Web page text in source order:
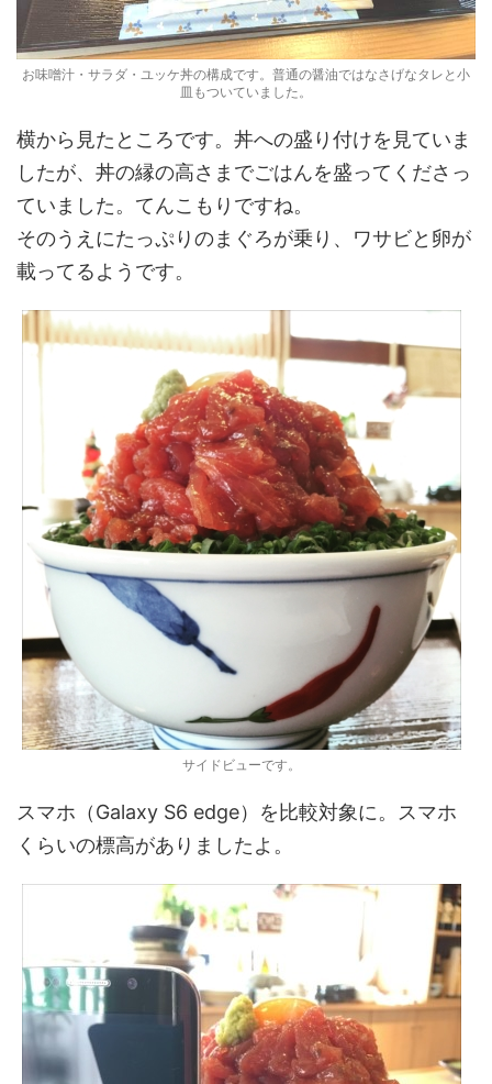
お味噌汁・サラダ・ユッケ丼の構成です。普通の醤油ではなさげなタレと小
皿もついていました。
横から見たところです。丼への盛り付けを見ていま
したが、丼の縁の高さまでごはんを盛ってくださっ
ていました。てんこもりですね。
そのうえにたっぷりのまぐろが乗り、ワサビと卵が
載ってるようです。
サイドビューです。
スマホ（Galaxy S6 edge）を比較対象に。スマホ
くらいの標高がありましたよ。